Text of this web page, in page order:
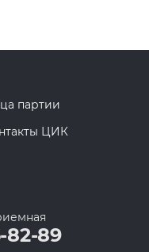
партии
ЦИК
82-89